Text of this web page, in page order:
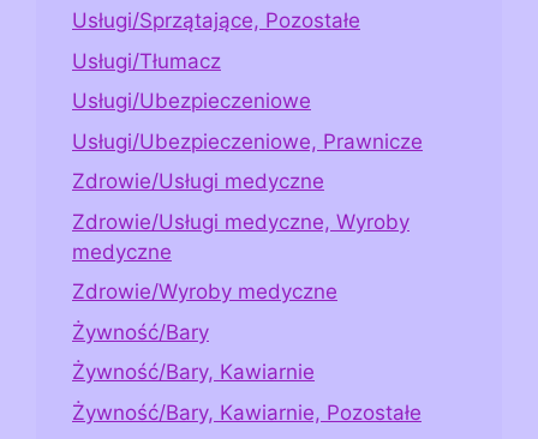
Usługi/Sprzątające, Pozostałe
Usługi/Tłumacz
Usługi/Ubezpieczeniowe
Usługi/Ubezpieczeniowe, Prawnicze
Zdrowie/Usługi medyczne
Zdrowie/Usługi medyczne, Wyroby
medyczne
Zdrowie/Wyroby medyczne
Żywność/Bary
Żywność/Bary, Kawiarnie
Żywność/Bary, Kawiarnie, Pozostałe